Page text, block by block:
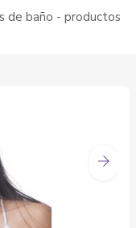
de baño - productos